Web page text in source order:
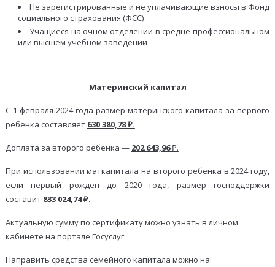
Не зарегистрированные и не уплачивающие взносы в Фонд
социального страхования (ФСС)
Учащиеся на очном отделении в средне-профессиональном
или высшем учебном заведении
Материнский капитал
С 1 февраля 2024 года размер материнского капитала за первого
ребенка составляет 630 380,78 ₽.
Доплата за второго ребенка — 202 643,96₽.
При использовании маткапитала на второго ребенка в 2024 году,
если первый рожден до 2020 года, размер господдержки
составит 833 024,74 ₽.
Актуальную сумму по сертификату можно узнать в личном
кабинете на портале Госуслуг.
Направить средства семейного капитала можно на: